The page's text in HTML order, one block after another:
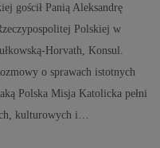
gościł Panią Aleksandrę
Polskiej w
Horvath, Konsul.
o sprawach istotnych
Polska Misja Katolicka pełni
kulturowych i…